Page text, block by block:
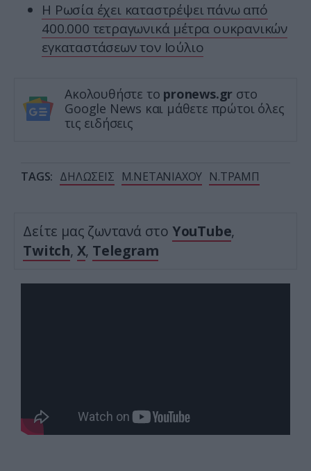
Η Ρωσία έχει καταστρέψει πάνω από
400.000 τετραγωνικά μέτρα ουκρανικών
εγκαταστάσεων τον Ιούλιο
Ακολουθήστε το pronews.gr στο
Google News και μάθετε πρώτοι όλες
τις ειδήσεις
TAGS: ΔΗΛΩΣΕΙΣ Μ.ΝΕΤΑΝΙΑΧΟΥ Ν.ΤΡΑΜΠ
Δείτε μας ζωντανά στο YouTube,
Twitch, X, Telegram